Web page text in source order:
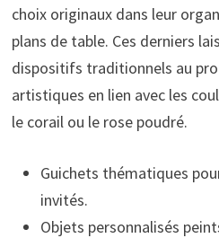
choix originaux dans leur
plans de table. Ces derniers
dispositifs traditionnels au
artistiques en lien avec les
le corail ou le rose poudré.
Guichets thématiques
invités.
Objets personnalisés